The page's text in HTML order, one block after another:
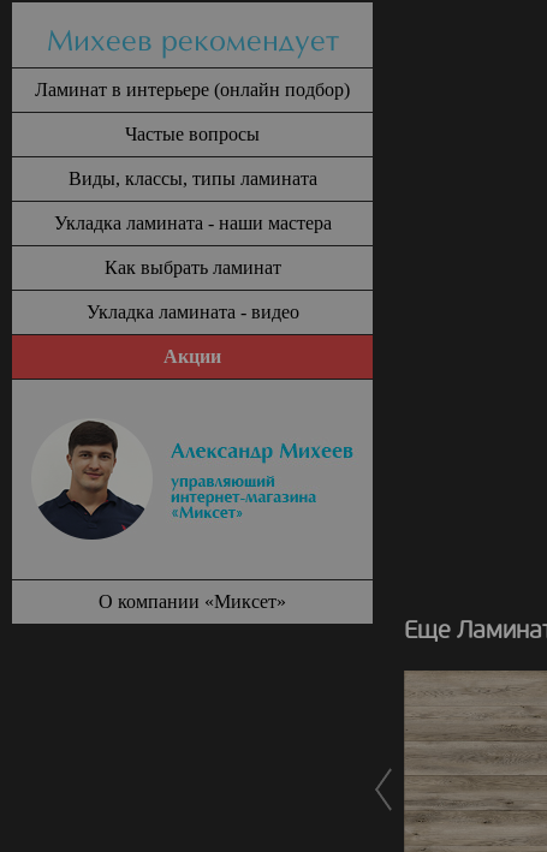
Еще
Михеев рекомендует
Ламинат в интерьере (онлайн подбор)
Частые вопросы
Виды, классы, типы ламината
Укладка ламината - наши мастера
Как выбрать ламинат
Укладка ламината - видео
Акции
О компании «Миксет»